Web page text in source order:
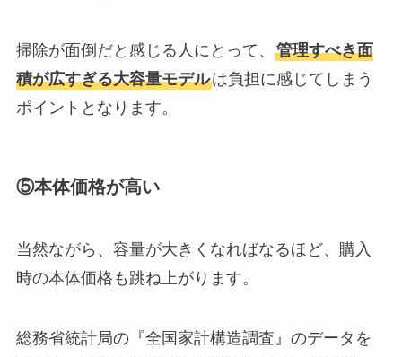
掃除が面倒だと感じる人にとって、 管理すべき面
積が広すぎる大容量モデルは負担に感じてしまう
ポイントとなります。
⑤本体価格が高い
当然ながら、容量が大きくなればなるほど、購入
時の本体価格も跳ね上がります。
総務省統計局の『全国家計構造調査』のデータを